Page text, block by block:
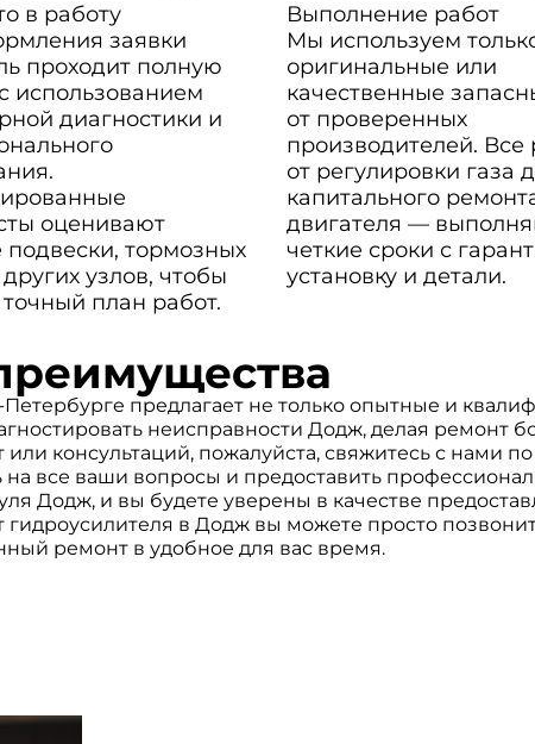
в работу
заявки
проходит полную
использованием
диагностики и
оценивают
подвески, тормозных
узлов, чтобы
точный план работ.
Выполнение работ
Мы используем
оригинальные или
качественные
от проверенных
производителей.
от регулировки газа
капитального
двигателя —
четкие сроки с
установку и детали.
предлагает не только опытные и
неисправности Додж, делая ремонт
консультаций, пожалуйста, свяжитесь с нами
все ваши вопросы и предоставить
Додж, и вы будете уверены в качестве
в Додж вы можете просто
ремонт в удобное для вас время.